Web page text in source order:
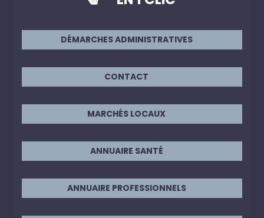
DÉMARCHES ADMINISTRATIVES
CONTACT
MARCHÉS LOCAUX
ANNUAIRE SANTÉ
ANNUAIRE PROFESSIONNELS